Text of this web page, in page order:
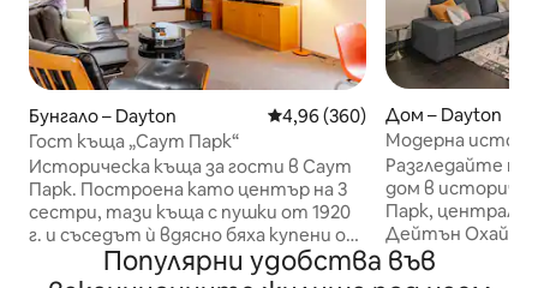
Бунгало – Dayton Средна оценка: 4,96 от 5,
4,96 (360)
Гост къща „Саут Парк“
Историческа къща за гости в Саут
Парк. Построена като център на 3
сестри, тази къща с пушки от 1920
г. и съседът ѝ вдясно бяха купени от
мен, квартален активист, който ги
свали и двете до шиповете. Това,
Дом – Dayton
Модерна
сърцето на
Разгледайте
дом в
Парк,
Дейтън Охайо. Разположен на най -
добрата улица
Популярни удобства във